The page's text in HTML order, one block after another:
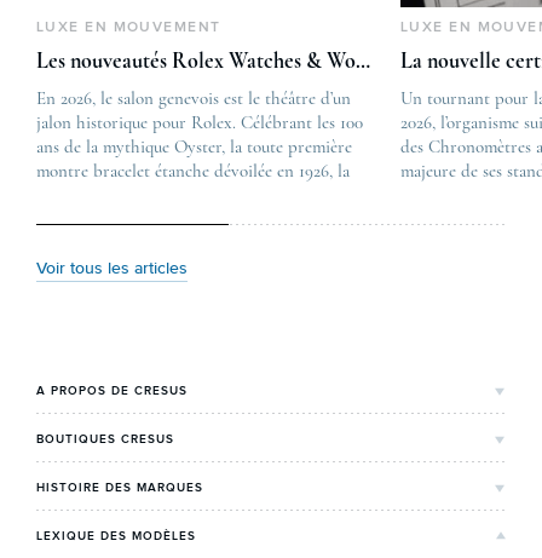
Voir tous les articles
LUXE EN MOUVEMENT
Les nouveautés Rolex Watches & Wonders 2026
En 2026, le salon genevois est le théâtre d’un
jalon historique pour Rolex. Célébrant les 100
ans de la mythique Oyster, la toute première
montre bracelet étanche dévoilée en 1926, la
commémorative alliant héritage patrimonial et
métallurgique à la réinterprétation esthétique
The post
Les nouveautés
first appeared on
Lovetime
LUXE EN
La nouvelle
Un tournant pour
2026, l’organisme
des Chronomètres
majeure de ses
Chronometer”,
A PROPOS DE CRESUS
L'Histoire de Cresus
Notre expertise
On parle de nous
BOUTIQUES CRESUS
Lyon
HISTOIRE DES MARQUES
Rolex
LEXIQUE DES MODÈLES